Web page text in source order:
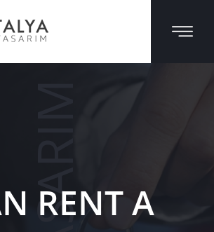
RENT A